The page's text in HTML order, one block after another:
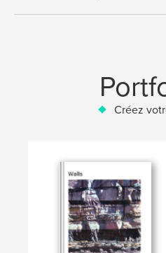
Créez